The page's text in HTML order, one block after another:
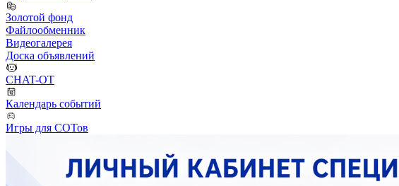
Золотой фонд
Файлообменник
Видеогалерея
Доска объявлений
CHAT-OT
Календарь событий
Игры для СОТов